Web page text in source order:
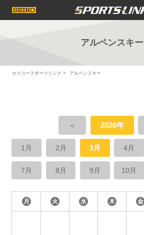
アルペンスキー
セイコースポーツリンク アルペンスキー
＜ 2026年
1月 2月 3月 4月
7月 8月 9月 10月
月 火 水 木 金